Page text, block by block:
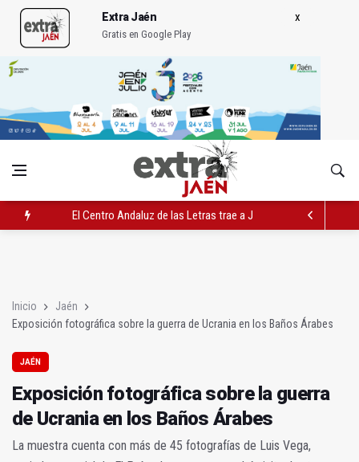
Extra Jaén
Gratis en Google Play
El Centro Andaluz de las Letras trae a Jaén al filósofo Omar
Inicio
Jaén
Exposición fotográfica sobre la guerra de Ucrania en los Baños Árabes
JAÉN
Exposición fotográfica sobre la guerra
de Ucrania en los Baños Árabes
La muestra cuenta con más de 45 fotografías de Luis Vega,